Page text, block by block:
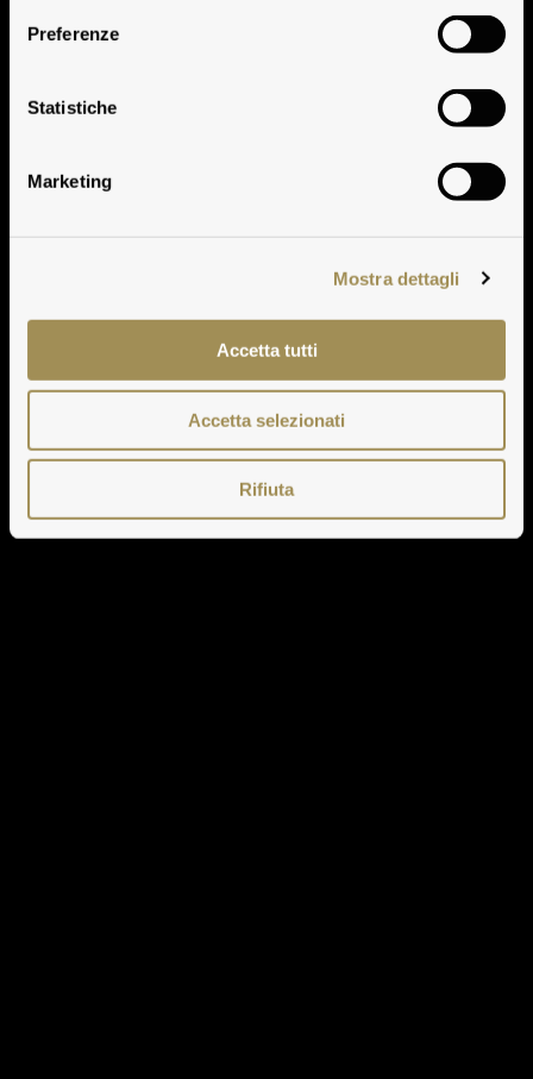
Preferenze
Statistiche
Marketing
Mostra dettagli
Accetta tutti
Accetta selezionati
Rifiuta